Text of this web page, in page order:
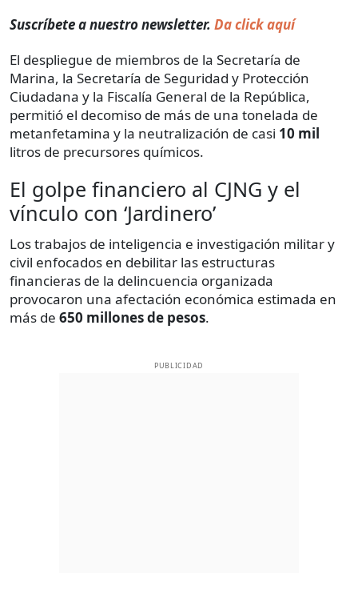
Suscríbete a nuestro newsletter. Da click aquí
El despliegue de miembros de la Secretaría de
Marina, la Secretaría de Seguridad y Protección
Ciudadana y la Fiscalía General de la República,
permitió el decomiso de más de una tonelada de
metanfetamina y la neutralización de casi 10 mil
litros de precursores químicos.
El golpe financiero al CJNG y el
vínculo con ‘Jardinero’
Los trabajos de inteligencia e investigación militar y
civil enfocados en debilitar las estructuras
financieras de la delincuencia organizada
provocaron una afectación económica estimada en
más de 650 millones de pesos.
PUBLICIDAD